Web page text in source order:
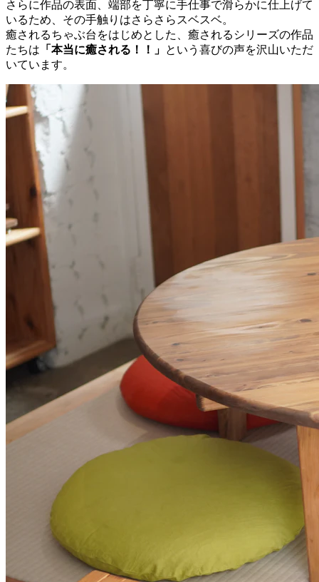
さらに作品の表面、端部を丁寧に手仕事で滑らかに仕上げて
いるため、その手触りはさらさらスベスベ。
癒されるちゃぶ台をはじめとした、癒されるシリーズの作品
たちは 「本当に癒される！！」 という喜びの声を沢山いただ
いています。